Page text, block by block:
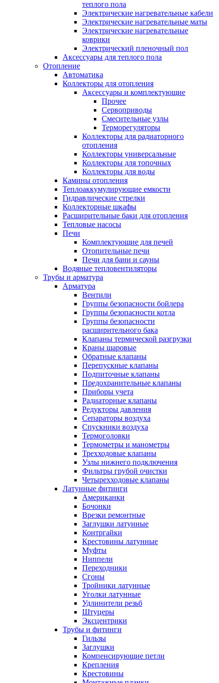
теплого пола
Электрические нагревательные кабели
Электрические нагревательные маты
Электрические нагревательные
коврики
Электрический пленочный пол
Аксессуары для теплого пола
Отопление
Автоматика
Коллекторы для отопления
Аксессуары и комплектующие
Прочее
Сервоприводы
Смесительные узлы
Терморегуляторы
Коллекторы для радиаторного
отопления
Коллекторы универсальные
Коллекторы для топочных
Коллекторы для воды
Камины отопления
Теплоаккумулирующие емкости
Гидравлические стрелки
Коллекторные шкафы
Расширительные баки для отопления
Тепловые насосы
Печи
Комплектующие для печей
Отопительные печи
Печи для бани и сауны
Водяные тепловентиляторы
Трубы и арматура
Арматура
Вентили
Группы безопасности бойлера
Группы безопасности котла
Группы безопасности
расширительного бака
Клапаны термической разгрузки
Краны шаровые
Обратные клапаны
Перепускные клапаны
Подпиточные клапаны
Предохранительные клапаны
Приборы учета
Радиаторные клапаны
Редукторы давления
Сепараторы воздуха
Спускники воздуха
Термоголовки
Термометры и манометры
Трехходовые клапаны
Узлы нижнего подключения
Фильтры грубой очистки
Четырехходовые клапаны
Латунные фитинги
Американки
Бочонки
Врезки ремонтные
Заглушки латунные
Контргайки
Крестовины латунные
Муфты
Ниппели
Переходники
Сгоны
Тройники латунные
Уголки латунные
Удлинители резьб
Штуцеры
Эксцентрики
Трубы и фитинги
Гильзы
Заглушки
Компенсирующие петли
Крепления
Крестовины